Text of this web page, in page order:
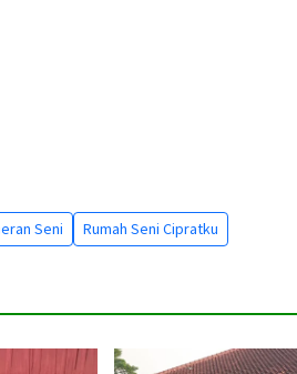
Seni Rumah Seni Cipratku